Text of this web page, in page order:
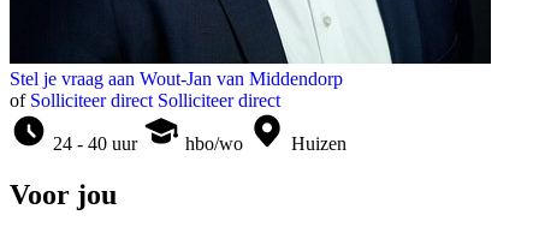
Stel je vraag aan Wout-Jan van Middendorp
of Solliciteer direct Solliciteer direct
24 - 40 uur hbo/wo Huizen
Voor jou